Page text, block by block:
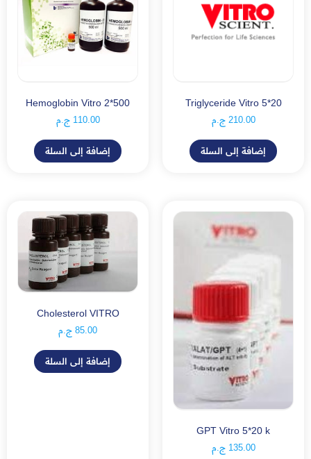
Triglyceride Vitro 5*20
210.00 ج.م
إضافة إلى السلة
Hemoglobin Vitro 2*500
110.00 ج.م
إضافة إلى السلة
GPT Vitro 5*20 k
135.00 ج.م
Cholesterol VITRO
85.00 ج.م
إضافة إلى السلة